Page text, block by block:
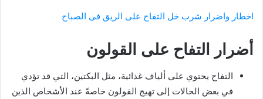
اخطار واضرار شرب خل التفاح على الريق فى الصباح
أضرار التفاح على القولون
التفاح يحتوي على ألياف غذائية، مثل البكتين، التي قد تؤدي
في بعض الحالات إلى تهيج القولون خاصةً عند الأشخاص الذين